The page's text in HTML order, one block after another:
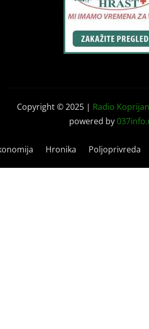
Copyright © 2025 | Radio Koprijan
powered by
Hronika Poljoprivreda